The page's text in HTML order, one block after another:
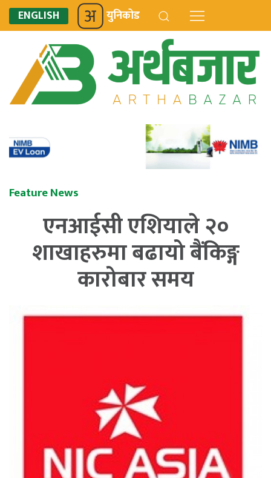
ENGLISH युनिकोड
Feature News
एनआईसी एशियाले २०
शाखाहरुमा बढायो बैंकिङ्ग
कारोबार समय